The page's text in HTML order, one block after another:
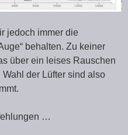
jedoch immer die
behalten. Zu keiner
über ein leises Rauschen
der Lüfter sind also
…